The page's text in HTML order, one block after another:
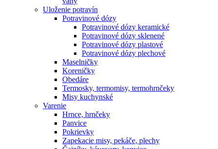
Uloženie potravín
Potravinové dózy
Potravinové dózy keramické
Potravinové dózy sklenené
Potravinové dózy plastové
Potravinové dózy plechové
Maselničky
Koreničky
Obedáre
Termosky, termomisy, termohrnčeky
Misy kuchynské
Varenie
Hrnce, hrnčeky
Panvice
Pokrievky
Zapekacie misy, pekáče, plechy